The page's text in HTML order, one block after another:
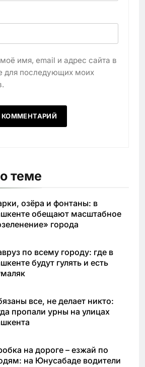
имя, email и адрес сайта в
для последующих моих
теме
озёра и фонтаны: в
обещают масштабное
города
по всему городу: где в
будут гулять и есть
все, не делает никто:
пропали урны на улицах
на дороге – езжай по
на Юнусабаде водители